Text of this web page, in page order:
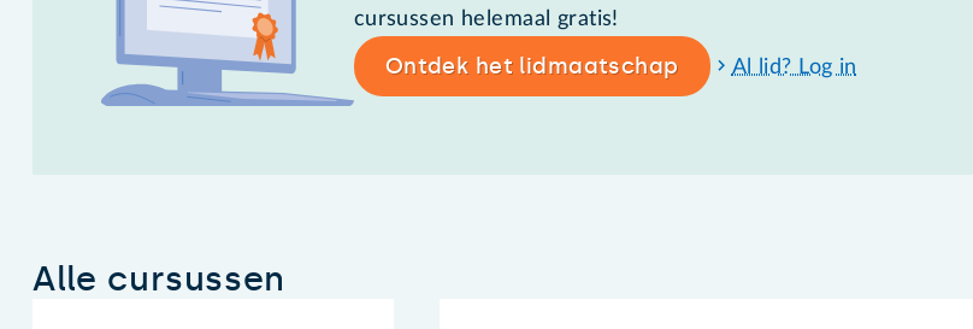
cursussen helemaal gratis!
Ontdek het lidmaatschap Al lid? Log in
Alle cursussen